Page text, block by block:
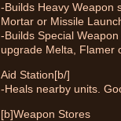
-Builds Heavy Weapon
Mortar or Missile
-Builds Special
upgrade Melta, Flamer
Aid Station[b/]
-Heals nearby units.
[b]Weapon Stores